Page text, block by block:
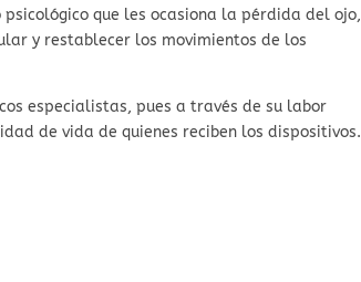
que les ocasiona la pérdida del ojo,
y restablecer los movimientos de los
especialistas, pues a través de su labor
de vida de quienes reciben los dispositivos.